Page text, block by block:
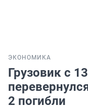
ЭКОНОМИКА
Грузовик с
2 погибли